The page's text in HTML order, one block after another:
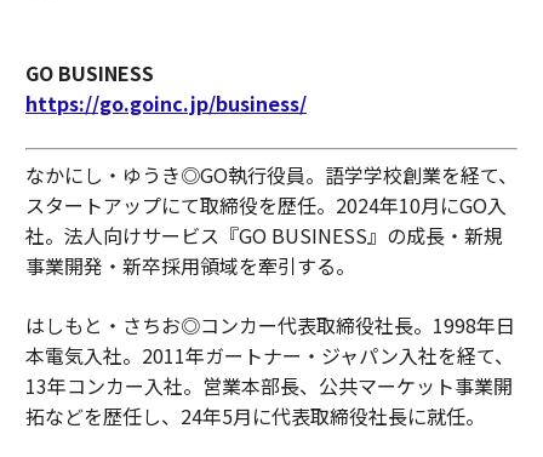
GO BUSINESS
https://go.goinc.jp/business/
なかにし・ゆうき◎GO執行役員。語学学校創業を経て、
スタートアップにて取締役を歴任。2024年10月にGO入
社。法人向けサービス『GO BUSINESS』の成長・新規
事業開発・新卒採用領域を牽引する。
はしもと・さちお◎コンカー代表取締役社長。1998年日
本電気入社。2011年ガートナー・ジャパン入社を経て、
13年コンカー入社。営業本部長、公共マーケット事業開
拓などを歴任し、24年5月に代表取締役社長に就任。